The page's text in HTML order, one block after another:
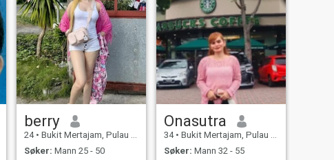
berry
24 • Bukit Mertajam, Pulau Pinang, Malaysia
Søker: Mann 25 - 50
Onasutra
34 • Bukit Mertajam, Pulau Pinang, Malaysia
Søker: Mann 32 - 55